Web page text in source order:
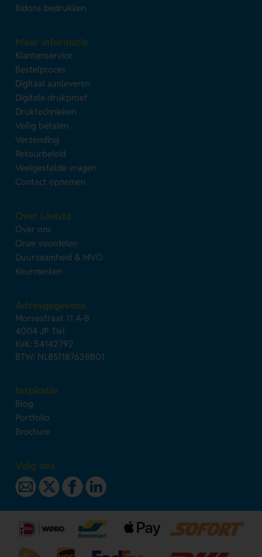
Bidons bedrukken
Meer informatie
Klantenservice
Bestelproces
Digitaal aanleveren
Digitale drukproef
Druktechnieken
Veilig betalen
Verzending
Retourbeleid
Veelgestelde vragen
Contact opnemen
Over Lavista
Over ons
Onze voordelen
Duurzaamheid & MVO
Keurmerken
Adresgegevens
Morsestraat 11 A-B
4004 JP Tiel
KvK: 54142792
BTW: NL851187638B01
Inspiratie
Blog
Portfolio
Brochure
Volg ons